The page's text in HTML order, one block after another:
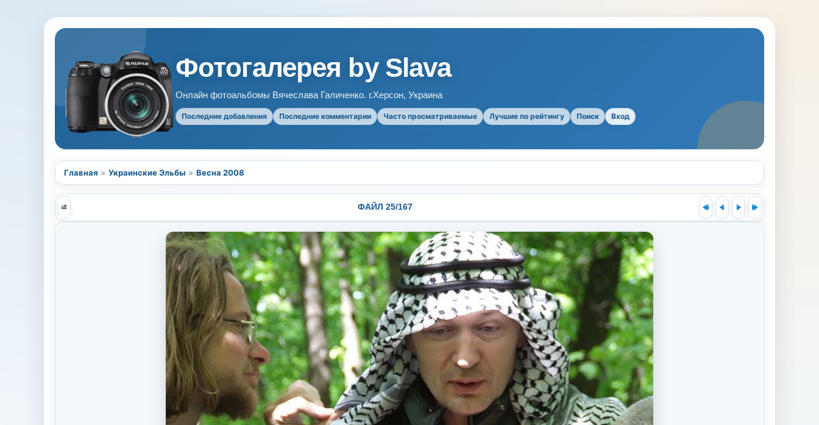
Фотогалерея by Slava
Онлайн фотоальбомы Вячеслава Галиченко. г.Херсон, Украина
Последние добавления Последние комментарии Часто просматриваемые Лучшие по рейтингу Поиск Вход
Главная > Украинские Эльбы > Весна 2008
ФАЙЛ 25/167